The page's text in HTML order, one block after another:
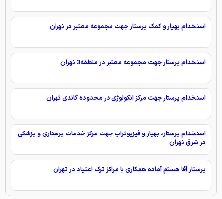
استخدام بهیار و کمک پرستار جهت مجموعه معتبر در تهران
استخدام پرستار جهت مجموعه معتبر در منطقه3 تهران
استخدام پرستار جهت مرکز انکولوژی در محدوده گاندی تهران
استخدام پرستار، بهیار و فیزیوتراپ جهت مرکز خدمات پرستاری و پزشکی
در شرق تهران
پرستار آقا هستم آماده همکاری با مراکز ترک اعتیاد در تهران